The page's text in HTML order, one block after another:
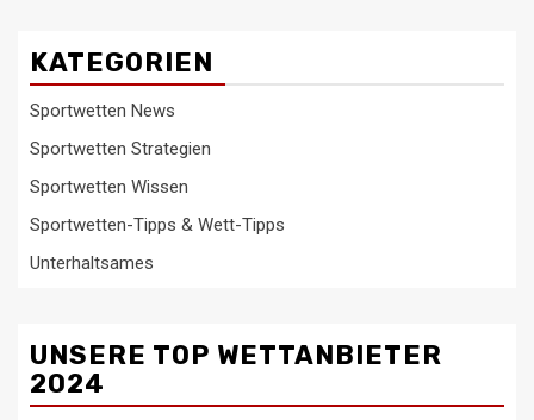
KATEGORIEN
Sportwetten News
Sportwetten Strategien
Sportwetten Wissen
Sportwetten-Tipps & Wett-Tipps
Unterhaltsames
UNSERE TOP WETTANBIETER
2024